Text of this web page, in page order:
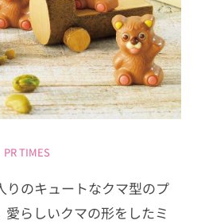
PR TIMES
りのキュートなクマ型のプ
愛らしいクマの形をしたミ